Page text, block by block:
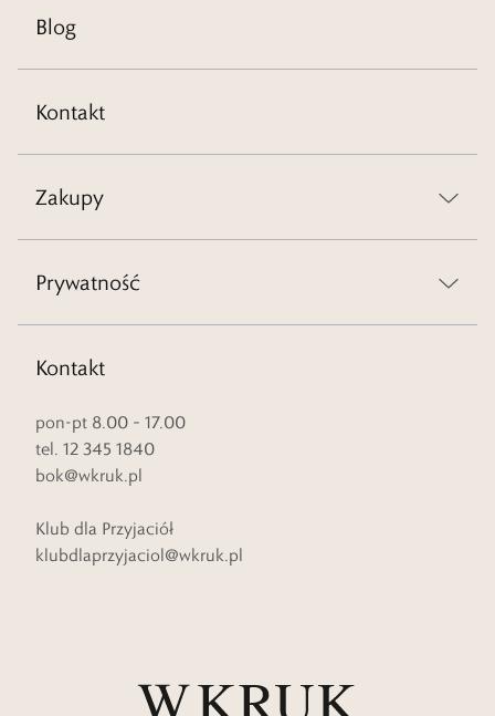
Blog
Kontakt
Zakupy
Prywatność
Kontakt
pon-pt 8.00 – 17.00
tel. 12 345 1840
bok@wkruk.pl
Klub dla Przyjaciół
klubdlaprzyjaciol@wkruk.pl